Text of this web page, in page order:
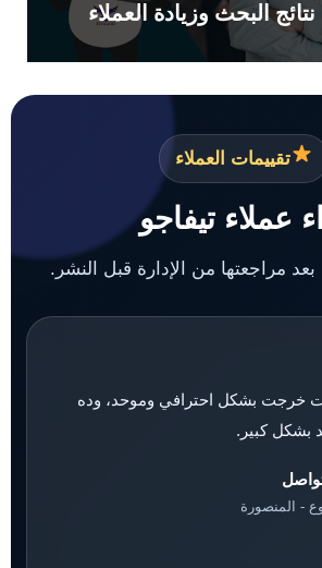
البحث وزيادة العملاء
تقييمات العملاء
عملاء تيفاجو
مراجعتها من الإدارة قبل النشر.
خرجت بشكل احترافي وموحد، وده
بشكل كبير.
- المنصورة